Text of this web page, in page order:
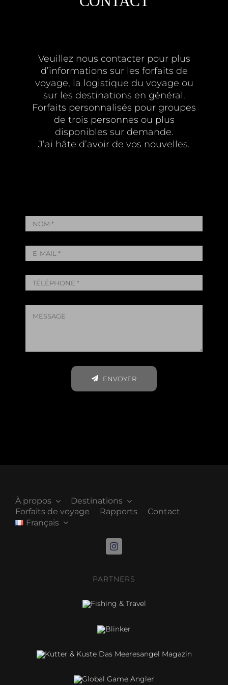
Veuillez nous contacter pour plus
d’informations sur les forfaits de
voyage, la logistique du voyage ou
sur les destinations en général.
Forfaits personnalisés pour groupes
de trois personnes ou plus
disponibles sur demande.
J’ai hâte d’avoir de vos nouvelles.
ENVOYER
À propos
Destinations
Forfaits de voyage
Rapports
Contact
Français
PARTNERS